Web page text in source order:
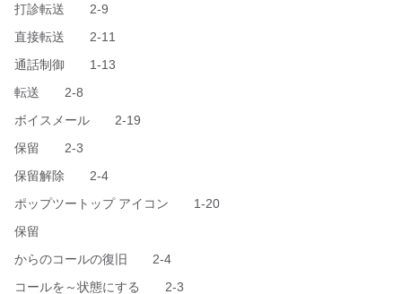
打診転送 2-9
直接転送 2-11
通話制御 1-13
転送 2-8
ボイスメール 2-19
保留 2-3
保留解除 2-4
ポップツートップ アイコン 1-20
保留
からのコールの復旧 2-4
コールを～状態にする 2-3